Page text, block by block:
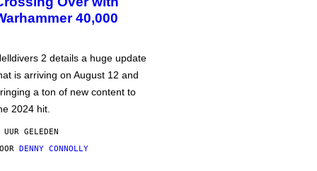
40,000
2 details a huge update
is arriving on August 12 and
a ton of new content to
2024 hit.
UUR GELEDEN
DENNY CONNOLLY